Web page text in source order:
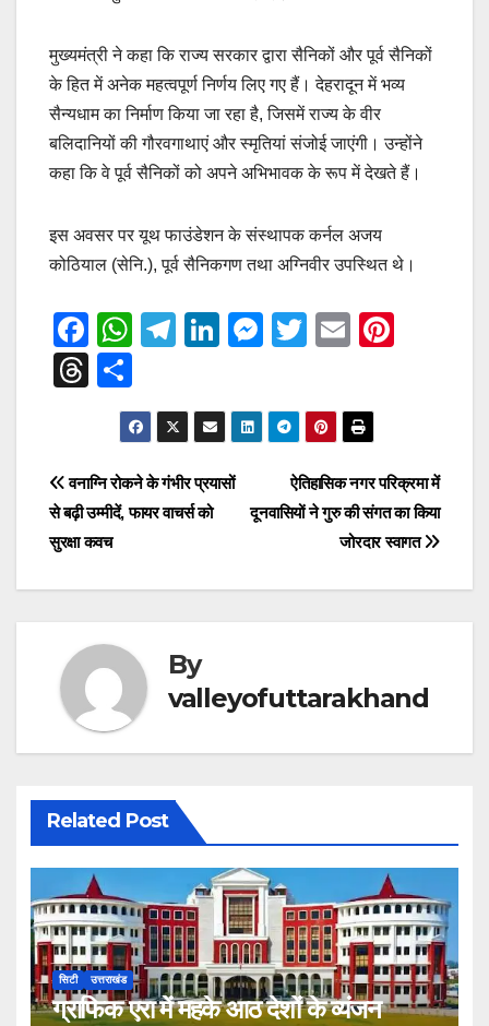
मुख्यमंत्री ने कहा कि राज्य सरकार द्वारा सैनिकों और पूर्व सैनिकों
के हित में अनेक महत्वपूर्ण निर्णय लिए गए हैं। देहरादून में भव्य
सैन्यधाम का निर्माण किया जा रहा है, जिसमें राज्य के वीर
बलिदानियों की गौरवगाथाएं और स्मृतियां संजोई जाएंगी। उन्होंने
कहा कि वे पूर्व सैनिकों को अपने अभिभावक के रूप में देखते हैं।
इस अवसर पर यूथ फाउंडेशन के संस्थापक कर्नल अजय
कोठियाल (सेनि.), पूर्व सैनिकगण तथा अग्निवीर उपस्थित थे।
F
a
c
b
o
o
W
at
s
A
p
T
e
gr
a
m
Li
k
e
dI
M
ss
e
g
T
tt
er
E
ail
st
T
hr
a
d
s
h
ar
e
Post
navigation
ऐतिहासिक नगर परिक्रमा में
दूनवासियों ने गुरु की संगत का किया
जोरदार स्वागत
वनाग्नि रोकने के गंभीर प्रयासों
से बढ़ी उम्मीदें, फायर वाचर्स को
सुरक्षा कवच
By
valleyofuttarakhand
Related Post
सिटी उत्तराखंड
ग्राफिक एरा में महके आठ देशों के व्यंजन